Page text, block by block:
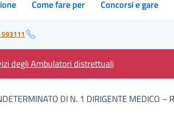
Come fare per Concorsi e gare
degli Ambulatori distrettuali
DI N. 1 DIRIGENTE MEDICO –